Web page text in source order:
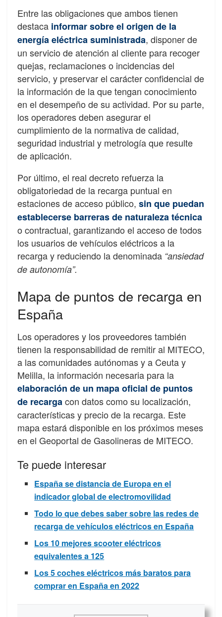
Entre las obligaciones que ambos tienen
destaca informar sobre el origen de la
energía eléctrica suministrada, disponer de
un servicio de atención al cliente para recoger
quejas, reclamaciones o incidencias del
servicio, y preservar el carácter confidencial de
la información de la que tengan conocimiento
en el desempeño de su actividad. Por su parte,
los operadores deben asegurar el
cumplimiento de la normativa de calidad,
seguridad industrial y metrología que resulte
de aplicación.
Por último, el real decreto refuerza la
obligatoriedad de la recarga puntual en
estaciones de acceso público, sin que puedan
establecerse barreras de naturaleza técnica
o contractual, garantizando el acceso de todos
los usuarios de vehículos eléctricos a la
recarga y reduciendo la denominada “ansiedad
de autonomía”.
Mapa de puntos de recarga en
España
Los operadores y los proveedores también
tienen la responsabilidad de remitir al MITECO,
a las comunidades autónomas y a Ceuta y
Melilla, la información necesaria para la
elaboración de un mapa oficial de puntos
de recargacon datos como su localización,
características y precio de la recarga. Este
mapa estará disponible en los próximos meses
en el Geoportal de Gasolineras de MITECO.
Te puede interesar
España se distancia de Europa en el
indicador global de electromovilidad
Todo lo que debes saber sobre las redes de
recarga de vehículos eléctricos en España
Los 10 mejores scooter eléctricos
equivalentes a 125
Los 5 coches eléctricos más baratos para
comprar en España en 2022